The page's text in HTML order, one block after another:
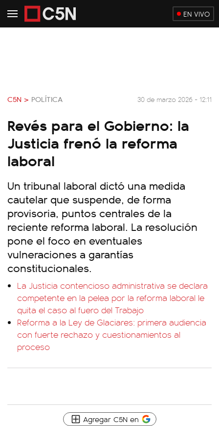
EN VIVO
C5N > POLÍTICA 30 de marzo 2026 - 12:11
Revés para el Gobierno: la
Justicia frenó la reforma
laboral
Un tribunal laboral dictó una medida
cautelar que suspende, de forma
provisoria, puntos centrales de la
reciente reforma laboral. La resolución
pone el foco en eventuales
vulneraciones a garantías
constitucionales.
La Justicia contencioso administrativa se declara
competente en la pelea por la reforma laboral le
quita el caso al fuero del Trabajo
Reforma a la Ley de Glaciares: primera audiencia
con fuerte rechazo y cuestionamientos al
proceso
Agregar C5N en